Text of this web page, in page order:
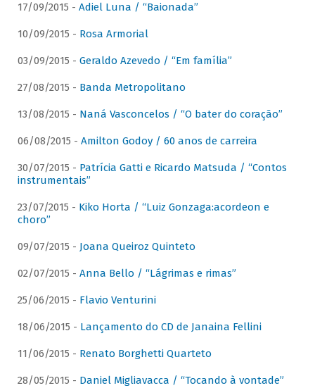
17/09/2015 - Adiel Luna / “Baionada”
10/09/2015 - Rosa Armorial
03/09/2015 - Geraldo Azevedo / “Em família”
27/08/2015 - Banda Metropolitano
13/08/2015 - Naná Vasconcelos / “O bater do coração”
06/08/2015 - Amilton Godoy / 60 anos de carreira
30/07/2015 - Patrícia Gatti e Ricardo Matsuda / “Contos
instrumentais”
23/07/2015 - Kiko Horta / “Luiz Gonzaga:acordeon e
choro”
09/07/2015 - Joana Queiroz Quinteto
02/07/2015 - Anna Bello / “Lágrimas e rimas”
25/06/2015 - Flavio Venturini
18/06/2015 - Lançamento do CD de Janaina Fellini
11/06/2015 - Renato Borghetti Quarteto
28/05/2015 - Daniel Migliavacca / “Tocando à vontade”